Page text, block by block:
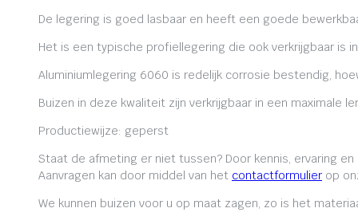
De legering is goed lasbaar en heeft een goede
Het is een typische profiellegering die ook verkrijgbaar is
Aluminiumlegering 6060 is redelijk corrosie bestendig,
Buizen in deze kwaliteit zijn verkrijgbaar in een maximale
Productiewijze: geperst
Staat de afmeting er niet tussen? Door kennis, ervaring
Aanvragen kan door middel van het contactformulier op
We kunnen buizen voor u op maat zagen, zo is het